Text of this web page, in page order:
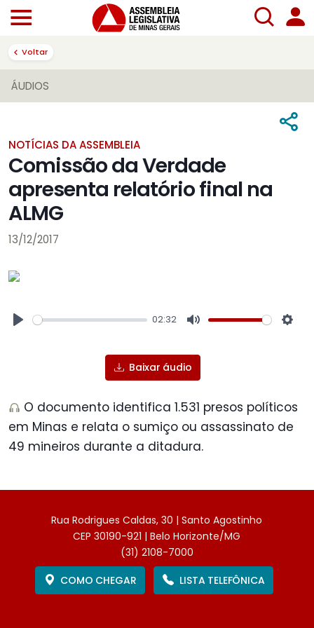
Voltar
ÁUDIOS
NOTÍCIAS DA ASSEMBLEIA
Comissão da Verdade
apresenta relatório final na
ALMG
13/12/2017
02:32
Baixar áudio
O documento identifica 1.531 presos políticos
em Minas e relata o sumiço ou assassinato de
49 mineiros durante a ditadura.
Rua Rodrigues Caldas, 30 | Santo Agostinho
CEP 30190-921 | Belo Horizonte/MG
(31) 2108-7000
COMO CHEGAR
LISTA TELEFÔNICA